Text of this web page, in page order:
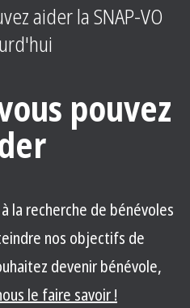
aider la SNAP-VO
pouvez
la recherche de bénévoles
nos objectifs de
devenir bénévole,
le faire savoir !